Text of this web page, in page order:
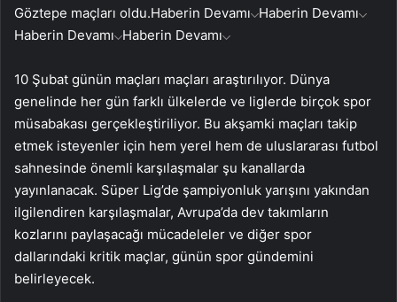
Göztepe maçları oldu.Haberin Devamı Haberin Devamı
Haberin Devamı Haberin Devamı
10 Şubat günün maçları maçları araştırılıyor. Dünya
genelinde her gün farklı ülkelerde ve liglerde birçok spor
müsabakası gerçekleştiriliyor. Bu akşamki maçları takip
etmek isteyenler için hem yerel hem de uluslararası futbol
sahnesinde önemli karşılaşmalar şu kanallarda
yayınlanacak. Süper Lig’de şampiyonluk yarışını yakından
ilgilendiren karşılaşmalar, Avrupa’da dev takımların
kozlarını paylaşacağı mücadeleler ve diğer spor
dallarındaki kritik maçlar, günün spor gündemini
belirleyecek.